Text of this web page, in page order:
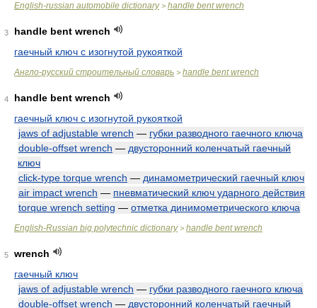
English-russian automobile dictionary> handle bent wrench
3
handle bent wrench
гаечный ключ с изогнутой рукояткой
Англо-русский строительный словарь > handle bent wrench
4
handle bent wrench
гаечный ключ с изогнутой рукояткой
jaws of adjustable wrench — губки разводного гаечного ключа
double-offset wrench — двусторонний коленчатый гаечный
ключ
click-type torque wrench — динамометрический гаечный ключ
air impact wrench — пневматический ключ ударного действия
torque wrench setting — отметка динимометрического ключа
English-Russian big polytechnic dictionary> handle bent wrench
5
wrench
гаечный ключ
jaws of adjustable wrench — губки разводного гаечного ключа
double-offset wrench — двусторонний коленчатый гаечный